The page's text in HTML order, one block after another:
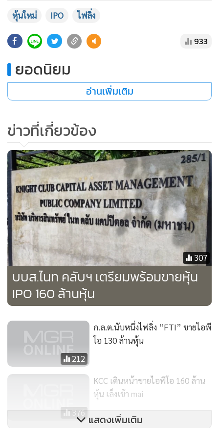
ธรรมชาติเป็นหลัก โดยมีกลุ่มลูกค้าเป็นผู้ผลิตยางล้อชั้นนำทั้งใน
ประเทศและต่างประเทศ
สำหรับผลการดำเนินงาน 3 ปีย้อนหลังที่ผ่านมา (2562-2564)
กลุ่มบริษัทฯ มีรายได้จากการขายสินค้าและการให้บริการตามงบ
การเงินรวม เท่ากับ 8,091.40 ล้านบาท 8,196.25 ล้านบาท และ
11,087.76 ล้านบาท ตามลำดับ และบริษัทฯ มีกำไรสุทธิเท่ากับ
52.65 ล้านบาท 37.65 ล้านบาท และ 562.64 ล้านบาท ตาม
ล้านบาท สอดคล้องกับรายได้จากการขายที่ปรับตัวเพิ่มสูงขึ้น
อย่างมีนัยสำคัญ
นายเฉลิม โกกนุทาภรณ์ ประธานเจ้าหน้าที่บริหารของบริษัทฯ
เปิดเผยว่า บริษัทฯ มีวัตถุประสงค์ในการนำเงินระดมทุนที่ได้จาก
การเสนอขายหุ้น IPO เพื่อใช้เป็นเงินลงทุนในโครงการในอนาคต
ของกลุ่มบริษัทฯ โดยเป็นการสนับสนุนเป้าหมายของบริษัทฯ ใน
การสนับสนุนการเติบโตอย่างยั่งยืน รวมถึงกระบวนการพัฒนา
ปรับปรุงประสิทธิภาพในการดำเนินงานของกลุ่มบริษัทฯ รวมถึง
นำไปชำระคืนเงินกู้ยืมจากสถาบันการเงิน และใช้เป็นเงิน
ทุนหมุนเวียน
ทั้งนี้ บริษัทฯ มีนโยบายการจ่ายเงินปันผลในอัตราไม่ต่ำกว่าร้อย
แต่ละปีหลังหักภาษีเงินได้นิติบุคคลและเงินสำรองต่างๆ ทุก
ประเภทที่กฎหมายกำหนด
หุ้นใหม่ IPO ไฟลิ่ง
933
ยอดนิยม
อ่านเพิ่มเติม
ข่าวที่เกี่ยวข้อง
307
บบส.ไนท คลับฯ เตรียมพร้อมขายหุ้น
IPO 160 ล้านหุ้น
212
ก.ล.ต.นับหนึ่งไฟลิ่ง “FTI” ขายไอพี
โอ 130 ล้านหุ้น
376
KCC เดินหน้าขายไอพีโอ 160 ล้าน
หุ้น เล็งเข้า mai
แสดงเพิ่มเติม